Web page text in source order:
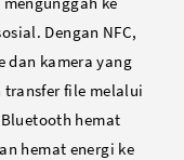
Dengan NFC,
dan kamera yang
file melalui
hemat
hemat energi ke